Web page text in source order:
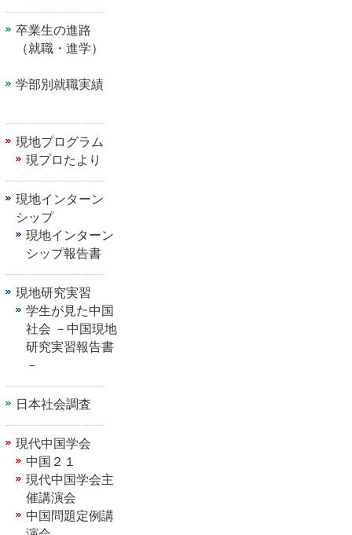
卒業生の進路
（就職・進学）
学部別就職実績
現地プログラム
現プロたより
現地インターン
シップ
現地インターン
シップ報告書
現地研究実習
学生が見た中国
社会 －中国現地
研究実習報告書
－
日本社会調査
現代中国学会
中国２１
現代中国学会主
催講演会
中国問題定例講